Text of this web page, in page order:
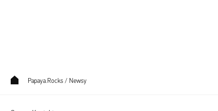
Papaya.Rocks / Newsy